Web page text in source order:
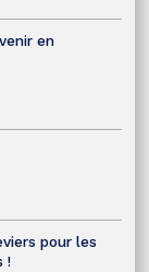
en
pour les
!